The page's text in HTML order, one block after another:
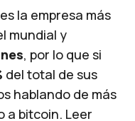
la empresa más
mundial y
, por lo que si
del total de sus
hablando de más
a bitcoin. Leer